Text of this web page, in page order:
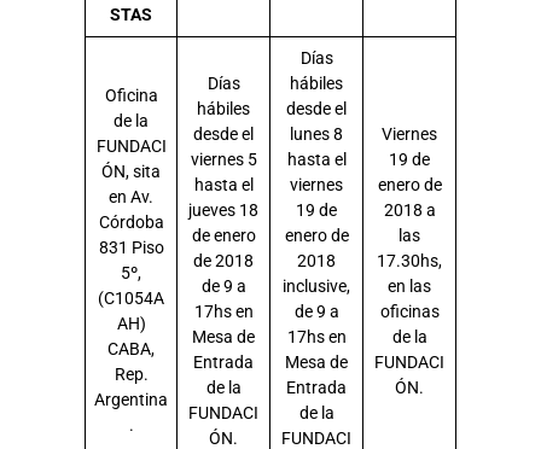
STAS
Oficina
de la
FUNDACI
ÓN, sita
en Av.
Córdoba
831 Piso
5º,
(C1054A
AH)
CABA,
Rep.
Argentina
.
Días
hábiles
desde el
viernes 5
hasta el
jueves 18
de enero
de 2018
de 9 a
17hs en
Mesa de
Entrada
de la
FUNDACI
ÓN.
Días
hábiles
desde el
lunes 8
hasta el
viernes
19 de
enero de
2018
inclusive,
de 9 a
17hs en
Mesa de
Entrada
de la
FUNDACI
Viernes
19 de
enero de
2018 a
las
17.30hs,
en las
oficinas
de la
FUNDACI
ÓN.